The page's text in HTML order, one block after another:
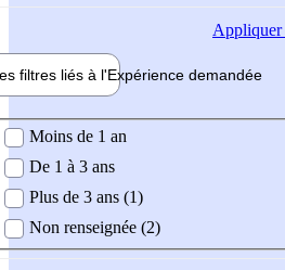
Appliquer
filtres liés à l'Expérience demandée
demandée
Moins de 1 an
De 1 à 3 ans
Plus de 3 ans (1)
Non renseignée (2)